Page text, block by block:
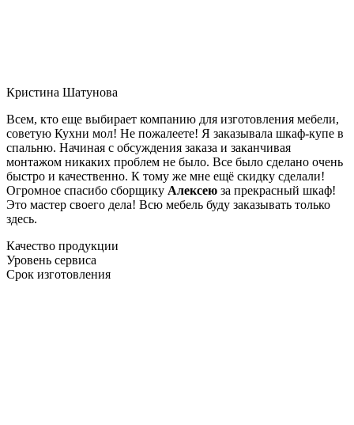
Кристина Шатунова
Всем, кто еще выбирает компанию для изготовления мебели,
советую Кухни мол! Не пожалеете! Я заказывала шкаф-купе в
спальню. Начиная с обсуждения заказа и заканчивая
монтажом никаких проблем не было. Все было сделано очень
быстро и качественно. К тому же мне ещё скидку сделали!
Огромное спасибо сборщику Алексею за прекрасный шкаф!
Это мастер своего дела! Всю мебель буду заказывать только
здесь.
Качество продукции
Уровень сервиса
Срок изготовления